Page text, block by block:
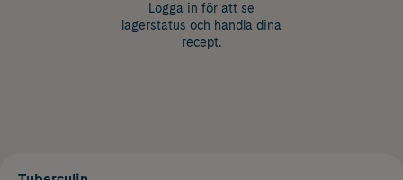
Logga in för att se
lagerstatus och handla dina
recept.